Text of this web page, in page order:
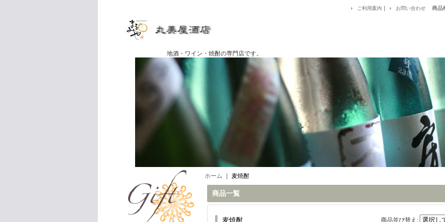
地酒・ワイン・焼酎の専門店です。
ご利用案内 ｜ お問い合わせ 商品
ホーム 麦焼酎
商品一覧
麦焼酎 商品並び替え :